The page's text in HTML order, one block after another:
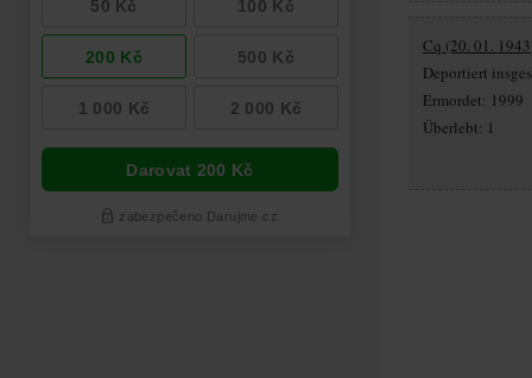
Cq (20. 01.
Deportiert
Ermordet: 1999
Überlebt: 1